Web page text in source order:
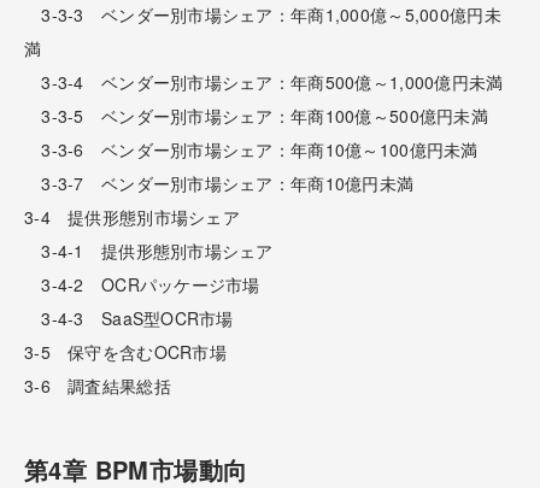
3-3-3 ベンダー別市場シェア：年商1,000億～5,000億円未
満
3-3-4 ベンダー別市場シェア：年商500億～1,000億円未満
3-3-5 ベンダー別市場シェア：年商100億～500億円未満
3-3-6 ベンダー別市場シェア：年商10億～100億円未満
3-3-7 ベンダー別市場シェア：年商10億円未満
3-4 提供形態別市場シェア
3-4-1 提供形態別市場シェア
3-4-2 OCRパッケージ市場
3-4-3 SaaS型OCR市場
3-5 保守を含むOCR市場
3-6 調査結果総括
第4章 BPM市場動向